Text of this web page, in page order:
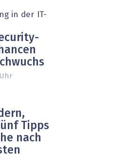
in der IT-
Uhr
Tipps
nach